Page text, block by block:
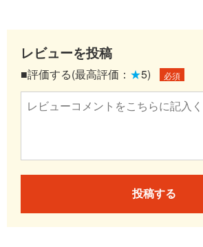
レビューを投稿
■評価する(最高評価： ★5) 必須
投稿する